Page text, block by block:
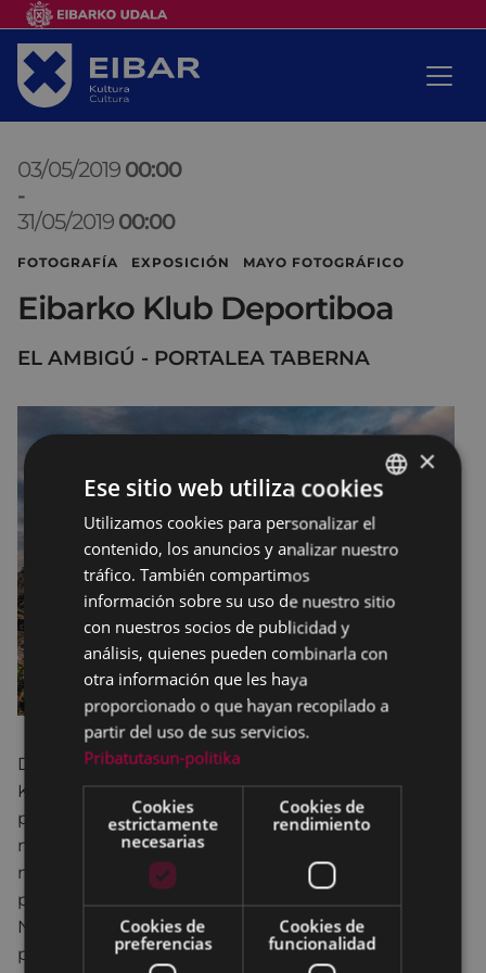
03/05/2019 00:00
-
31/05/2019 00:00
FOTOGRAFÍA EXPOSICIÓN MAYO FOTOGRÁFICO
Eibarko Klub Deportiboa
EL AMBIGÚ - PORTALEA TABERNA
Durante todo el año los componentes del Eibarko
Klub Deportibo Argazki Tadea nos dedicamos a la
promoción de la fotografía, tanto de otros como de
nosotros mismos, y estas exposiciones son una
muestra más de ello, y en las que cada vez
participan más fotógrafos y fotógrafas del Club.
Nuestras exposiciones colectivas o individuales
pueden verse en Eibar y en otros lugares de la
BASQUE
SPANISH
×
Ese sitio web utiliza cookies
Utilizamos cookies para personalizar el
contenido, los anuncios y analizar nuestro
tráfico. También compartimos
información sobre su uso de nuestro sitio
con nuestros socios de publicidad y
análisis, quienes pueden combinarla con
otra información que les haya
proporcionado o que hayan recopilado a
partir del uso de sus servicios.
Pribatutasun-politika
Cookies
estrictamente
necesarias
Cookies de
rendimiento
Cookies de
preferencias
Cookies de
funcionalidad